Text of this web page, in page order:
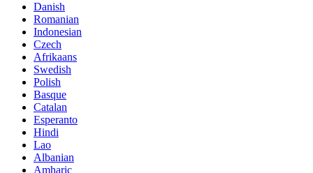
Danish
Romanian
Indonesian
Czech
Afrikaans
Swedish
Polish
Basque
Catalan
Esperanto
Hindi
Lao
Albanian
Amharic